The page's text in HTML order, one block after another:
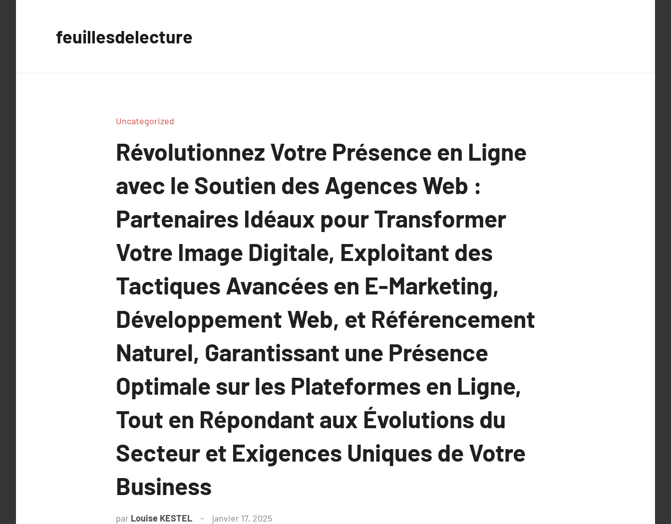
feuillesdelecture
Uncategorized
Révolutionnez Votre Présence en Ligne
avec le Soutien des Agences Web :
Partenaires Idéaux pour Transformer
Votre Image Digitale, Exploitant des
Tactiques Avancées en E-Marketing,
Développement Web, et Référencement
Naturel, Garantissant une Présence
Optimale sur les Plateformes en Ligne,
Tout en Répondant aux Évolutions du
Secteur et Exigences Uniques de Votre
Business
par Louise KESTEL janvier 17, 2025